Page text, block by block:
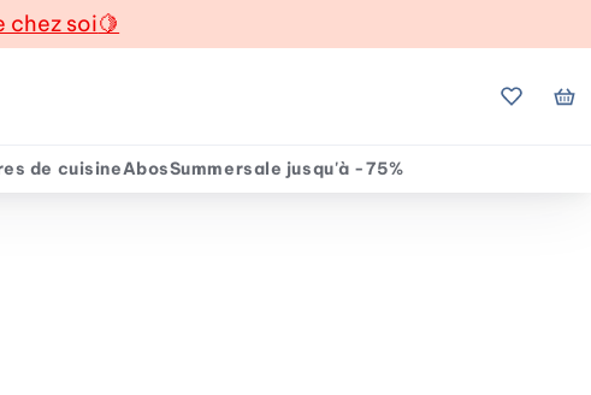
chez soi🍋
Mes
de cuisineAbosSummersale jusqu'à -75%